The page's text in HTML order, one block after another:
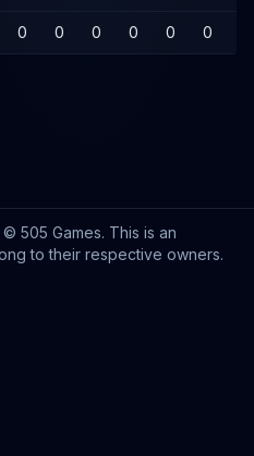
0 0 0 0 0 0
505 Games. This is an
to their respective owners.